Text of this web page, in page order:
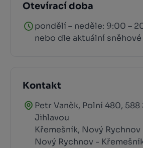
Otevírací doba
pondělí – neděle: 9:00 –
nebo dle aktuální
Kontakt
Petr Vaněk, Polní 480, 588
Jihlavou
Křemešník, Nový Rychnov
Nový Rychnov -